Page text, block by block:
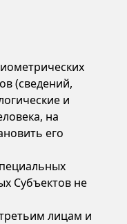
(сведений,
и
на
его
Субъектов не
лицам и